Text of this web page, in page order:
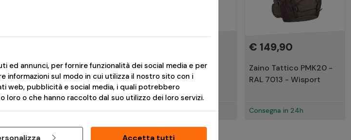
Marsupio Gekon in
Cordura - RAL 7013 -
Wisport
Consegna in 24h
Guanti Tattici Duty
Mechanic RAL7013 -
Pentagon
Disponibile
€ 149,90
Zaino Tattico PMK20 -
RAL 7013 - Wisport
Consegna in 24h
ed annunci, per fornire funzionalità dei social media e per
informazioni sul modo in cui utilizza il nostro sito con i
web, pubblicità e social media, i quali potrebbero
loro o che hanno raccolto dal suo utilizzo dei loro servizi.
Accetta tutti